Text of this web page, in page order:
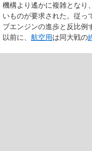
機構より遙かに複雑となり
いものが要求された。従っ
ブエンジンの進歩と反比例
以前に、 航空用は同大戦の